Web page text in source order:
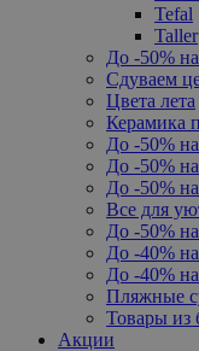
Tefal
Taller
До -50%
Сдуваем
Цвета лета
Керамика
До -50%
До -50%
До -50%
Все для
До -50%
До -40%
До -40%
Пляжные
Товары из
Акции